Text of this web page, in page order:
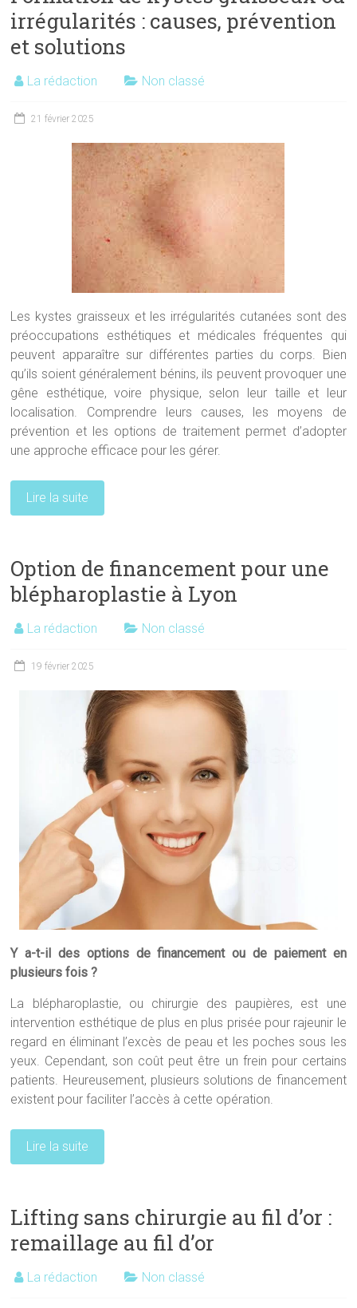
irrégularités : causes, prévention
et solutions
La rédaction Non classé
21 février 2025
Les kystes graisseux et les irrégularités cutanées sont des
préoccupations esthétiques et médicales fréquentes qui
peuvent apparaître sur différentes parties du corps. Bien
qu’ils soient généralement bénins, ils peuvent provoquer une
gêne esthétique, voire physique, selon leur taille et leur
localisation. Comprendre leurs causes, les moyens de
prévention et les options de traitement permet d’adopter
une approche efficace pour les gérer.
Lire la suite
Option de financement pour une
blépharoplastie à Lyon
La rédaction Non classé
19 février 2025
Y a-t-il des options de financement ou de paiement en
plusieurs fois ?
La blépharoplastie, ou chirurgie des paupières, est une
intervention esthétique de plus en plus prisée pour rajeunir le
regard en éliminant l’excès de peau et les poches sous les
yeux. Cependant, son coût peut être un frein pour certains
patients. Heureusement, plusieurs solutions de financement
existent pour faciliter l’accès à cette opération.
Lire la suite
Lifting sans chirurgie au fil d’or :
remaillage au fil d’or
La rédaction Non classé